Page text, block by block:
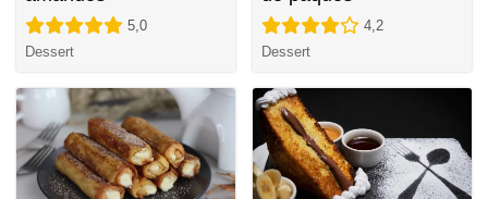
5,0
Dessert
4,2
Dessert